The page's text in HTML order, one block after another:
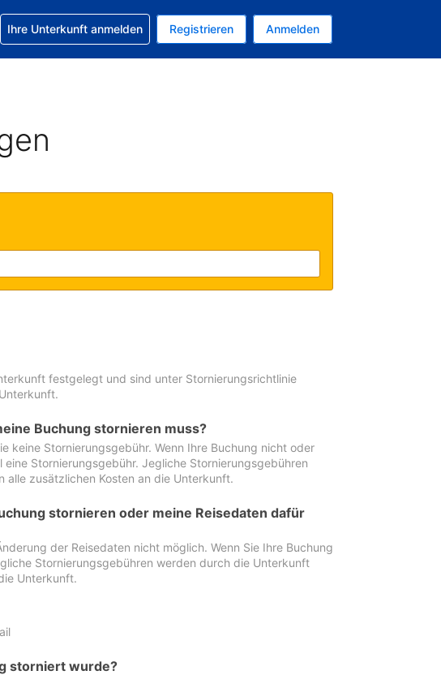
Ihre aktuelle Währung ist EUR
Sprache. Ihre aktuelle Sprache ist Deutsch
bei Ihrer Buchung erhalten
Ihre Unterkunft anmelden Registrieren Anmelden
festgelegt und sind unter Stornierungsrichtlinie
Buchung stornieren muss?
keine Stornierungsgebühr. Wenn Ihre Buchung nicht oder
Stornierungsgebühr. Jegliche Stornierungsgebühren
zusätzlichen Kosten an die Unterkunft.
stornieren oder meine Reisedaten dafür
der Reisedaten nicht möglich. Wenn Sie Ihre Buchung
Stornierungsgebühren werden durch die Unterkunft
Unterkunft.
storniert wurde?